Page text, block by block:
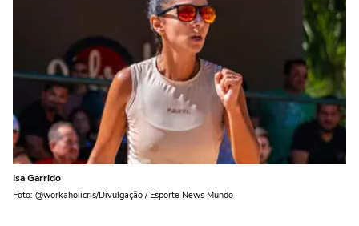
Isa Garrido
Foto: @workaholicris/Divulgação / Esporte News Mundo